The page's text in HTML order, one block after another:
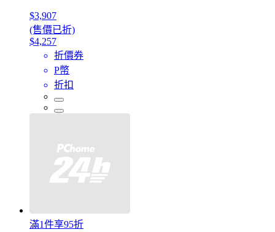
$3,907
(售價已折)
$4,257
折價券
P幣
折扣
滿1件享95折